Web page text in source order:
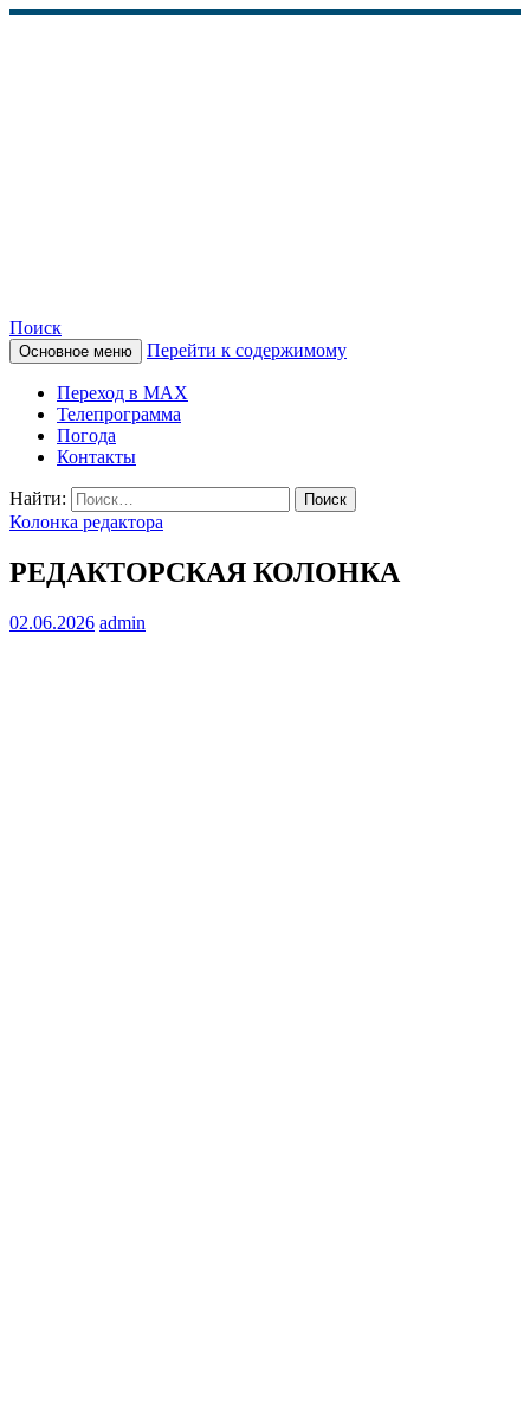
КАМЧАТСКОЕ
ИНФОРМАЦИОННОЕ
АГЕНТСТВО (КИА
«ВЕСТИ»)
Поиск
Основное меню Перейти к содержимому
Переход в MAX
Телепрограмма
Погода
Контакты
Найти:
Колонка редактора
РЕДАКТОРСКАЯ КОЛОНКА
02.06.2026 admin